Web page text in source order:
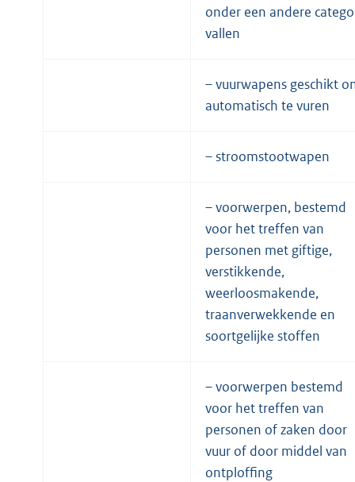
onder een andere
vallen
– vuurwapens geschikt
automatisch te vuren
– stroomstootwapen
– voorwerpen, bestemd
voor het treffen van
personen met giftige,
verstikkende,
weerloosmakende,
traanverwekkende en
soortgelijke stoffen
– voorwerpen bestemd
voor het treffen van
personen of zaken door
vuur of door middel van
ontploffing